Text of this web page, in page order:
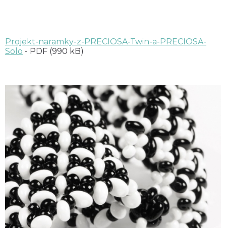
Projekt-naramky-z-PRECIOSA-Twin-a-PRECIOSA-
Solo - PDF (990 kB)